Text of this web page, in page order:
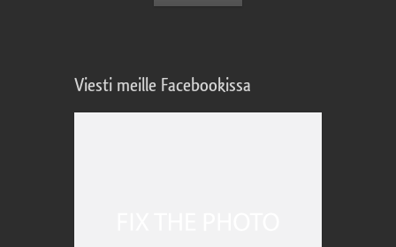
Viesti meille Facebookissa